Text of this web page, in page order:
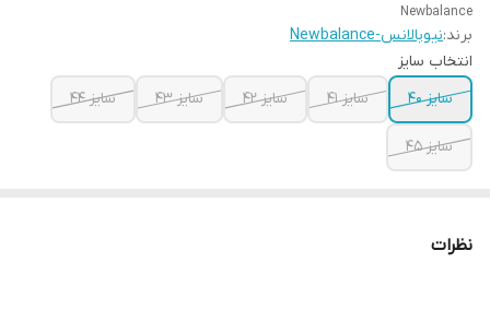
Newbalance
برند:نیوبالانس-Newbalance
انتخاب سایز
سایز ۴۰
سایز ۴۱ سایز ۴۲ سایز ۴۳ سایز ۴۴
سایز ۴۵
نظرات